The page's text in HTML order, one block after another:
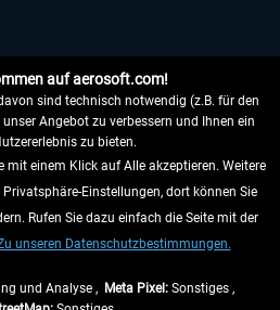
auf aerosoft.com!
sind technisch notwendig (z.B. für den
Angebot zu verbessern und Ihnen ein
zu bieten.
mit einem Klick auf Alle akzeptieren. Weitere
Einstellungen, dort können Sie
Rufen Sie dazu einfach die Seite mit der
unseren Datenschutzbestimmungen.
und Analyse , Meta Pixel:Sonstiges ,